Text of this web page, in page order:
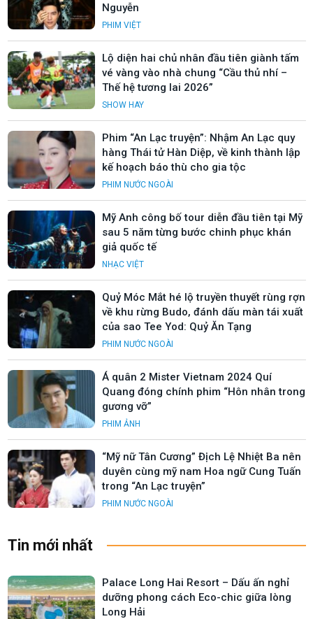
Nguyễn
PHIM VIỆT
Lộ diện hai chủ nhân đầu tiên giành tấm
vé vàng vào nhà chung “Cầu thủ nhí –
Thế hệ tương lai 2026”
SHOW HAY
Phim “An Lạc truyện”: Nhậm An Lạc quy
hàng Thái tử Hàn Diệp, về kinh thành lập
kế hoạch báo thù cho gia tộc
PHIM NƯỚC NGOÀI
Mỹ Anh công bố tour diễn đầu tiên tại Mỹ
sau 5 năm từng bước chinh phục khán
giả quốc tế
NHẠC VIỆT
Quỷ Móc Mắt hé lộ truyền thuyết rùng rợn
về khu rừng Budo, đánh dấu màn tái xuất
của sao Tee Yod: Quỷ Ăn Tạng
PHIM NƯỚC NGOÀI
Á quân 2 Mister Vietnam 2024 Quí
Quang đóng chính phim “Hôn nhân trong
gương vỡ”
PHIM ẢNH
“Mỹ nữ Tân Cương” Địch Lệ Nhiệt Ba nên
duyên cùng mỹ nam Hoa ngữ Cung Tuấn
trong “An Lạc truyện”
PHIM NƯỚC NGOÀI
Tin mới nhất
Palace Long Hai Resort – Dấu ấn nghỉ
dưỡng phong cách Eco-chic giữa lòng
Long Hải